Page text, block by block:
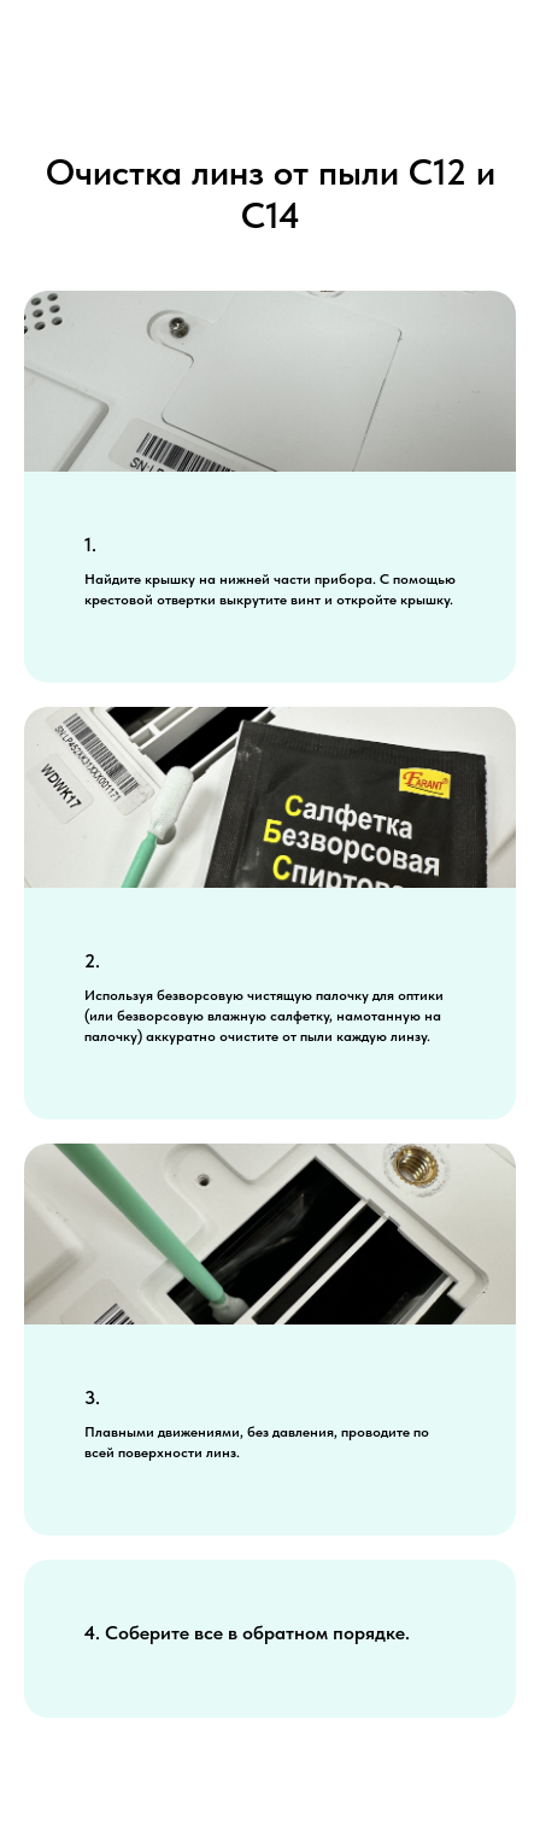
Очистка линз от пыли С12 и
C14
1.
Найдите крышку на нижней части прибора. С помощью
крестовой отвертки выкрутите винт и откройте крышку.
2.
Используя безворсовую чистящую палочку для оптики
(или безворсовую влажную салфетку, намотанную на
палочку) аккуратно очистите от пыли каждую линзу.
3.
Плавными движениями, без давления, проводите по
всей поверхности линз.
4. Соберите все в обратном порядке.